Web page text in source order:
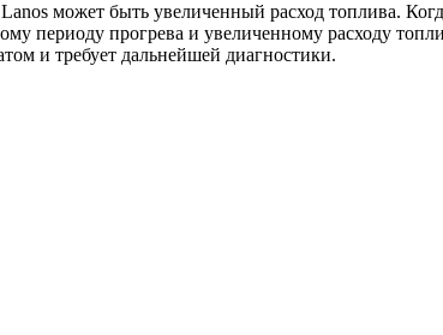
может быть увеличенный расход топлива.
периоду прогрева и увеличенному расходу
и требует дальнейшей диагностики.